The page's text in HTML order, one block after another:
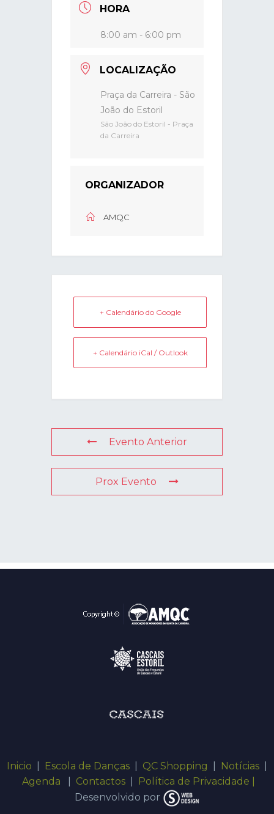
HORA
8:00 am - 6:00 pm
LOCALIZAÇÃO
Praça da Carreira - São
João do Estoril
São João do Estoril - Praça
da Carreira
ORGANIZADOR
AMQC
+ Calendário do Google
+ Calendário iCal / Outlook
Evento Anterior
Prox Evento
Inicio Escola de Danças QC Shopping Notícias
Agenda
Contactos|
Política de Privacidade |
Desenvolvido por